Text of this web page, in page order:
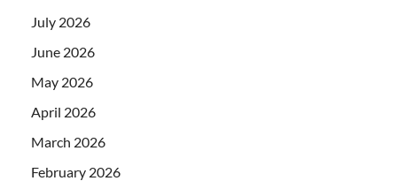
July 2026
June 2026
May 2026
April 2026
March 2026
February 2026